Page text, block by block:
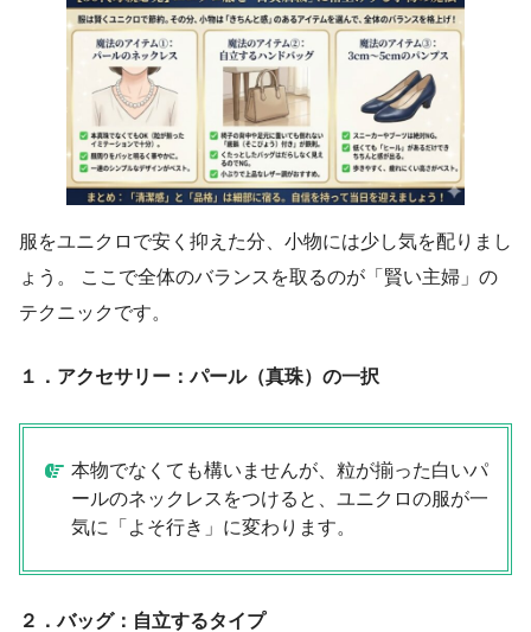
服をユニクロで安く抑えた分、小物には少し気を配りまし
ょう。 ここで全体のバランスを取るのが「賢い主婦」の
テクニックです。
１．アクセサリー：パール（真珠）の一択
本物でなくても構いませんが、粒が揃った白いパ
ールのネックレスをつけると、ユニクロの服が一
気に「よそ行き」に変わります。
２．バッグ：自立するタイプ